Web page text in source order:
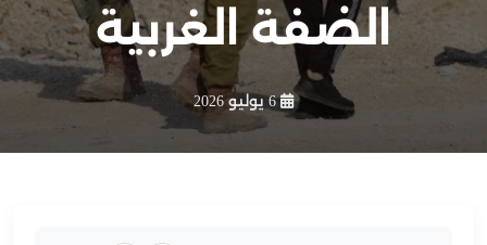
الضفة الغربية
6 يوليو 2026